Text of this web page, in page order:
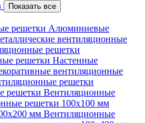
Показать все
решетки Алюминиевые
вентиляционные
решетки
решетки Настенные
вентиляционные
решетки
решетки Вентиляционные
решетки 100х100 мм
мм Вентиляционные